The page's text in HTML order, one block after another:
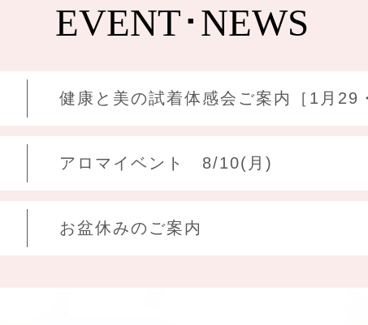
EVENT･NEWS
健康と美の試着体感会ご案内［1月29
アロマイベント 8/10(月)
お盆休みのご案内